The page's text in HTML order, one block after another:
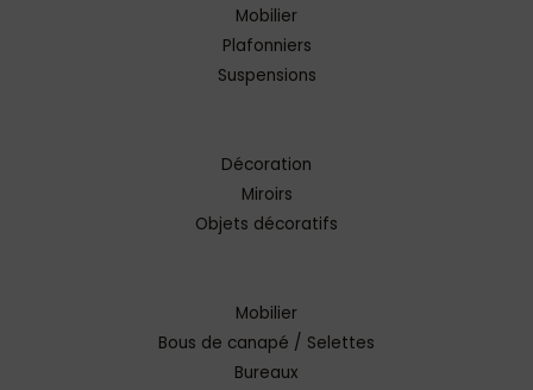
Mobilier
Plafonniers
Suspensions
Décoration
Miroirs
Objets décoratifs
Mobilier
Bous de canapé / Selettes
Bureaux